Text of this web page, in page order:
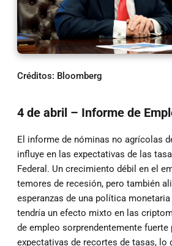
Créditos: Bloomberg
4 de abril – Informe de
El informe de nóminas no agrícolas
influye en las expectativas de las
Federal. Un crecimiento débil en el
temores de recesión, pero también
esperanzas de una política
tendría un efecto mixto en las
de empleo sorprendentemente fuerte
expectativas de recortes de tasas, lo